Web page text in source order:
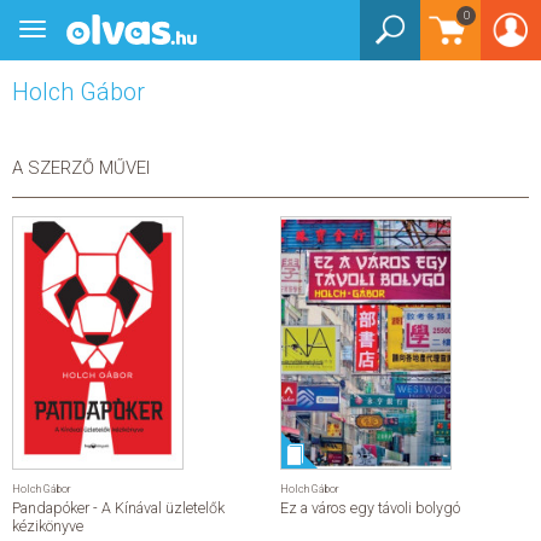
0
Toggle
navigation
Holch Gábor
A SZERZŐ MŰVEI
Holch Gábor
Pandapóker - A Kínával üzletelők
kézikönyve
Holch Gábor
Ez a város egy távoli bolygó
BEJELENTKEZÉS
KÖNYVEK
EGYÉB TERMÉKEK
STAR WARS
ELŐJEGYEZHETŐ
NÉPSZERŰ KÖNYVEK
SEGÍTHETEK?